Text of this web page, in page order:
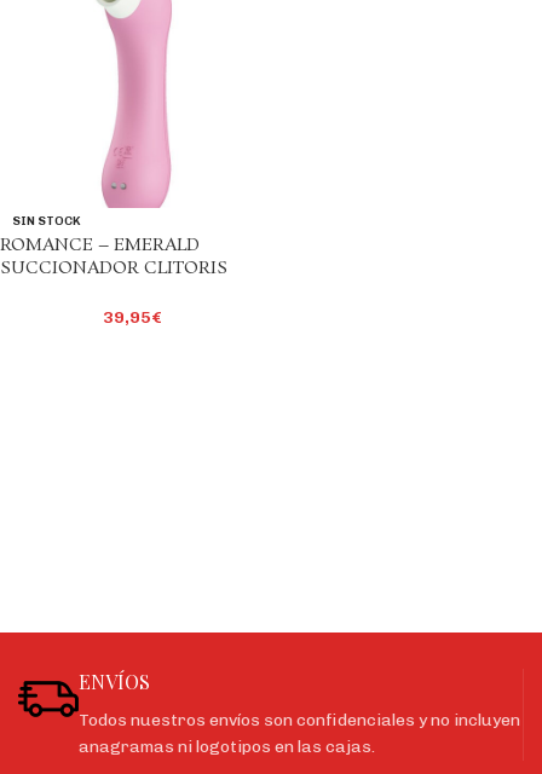
SIN STOCK
ROMANCE – EMERALD
SUCCIONADOR CLITORIS
39,95€
ENVÍOS
Todos nuestros envíos son confidenciales y no incluyen
anagramas ni logotipos en las cajas.